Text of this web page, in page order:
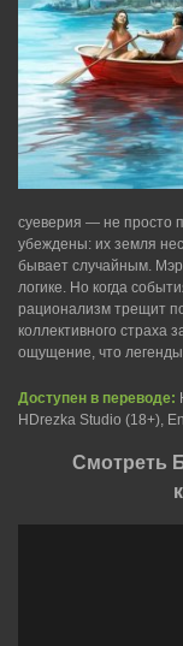
суеверия — не просто
убеждены: их земля
бывает случайным.
логике. Но когда
рационализм трещит
коллективного страха
ощущение, что
Доступен в переводе:
HDrezka Studio (18+),
Смотреть